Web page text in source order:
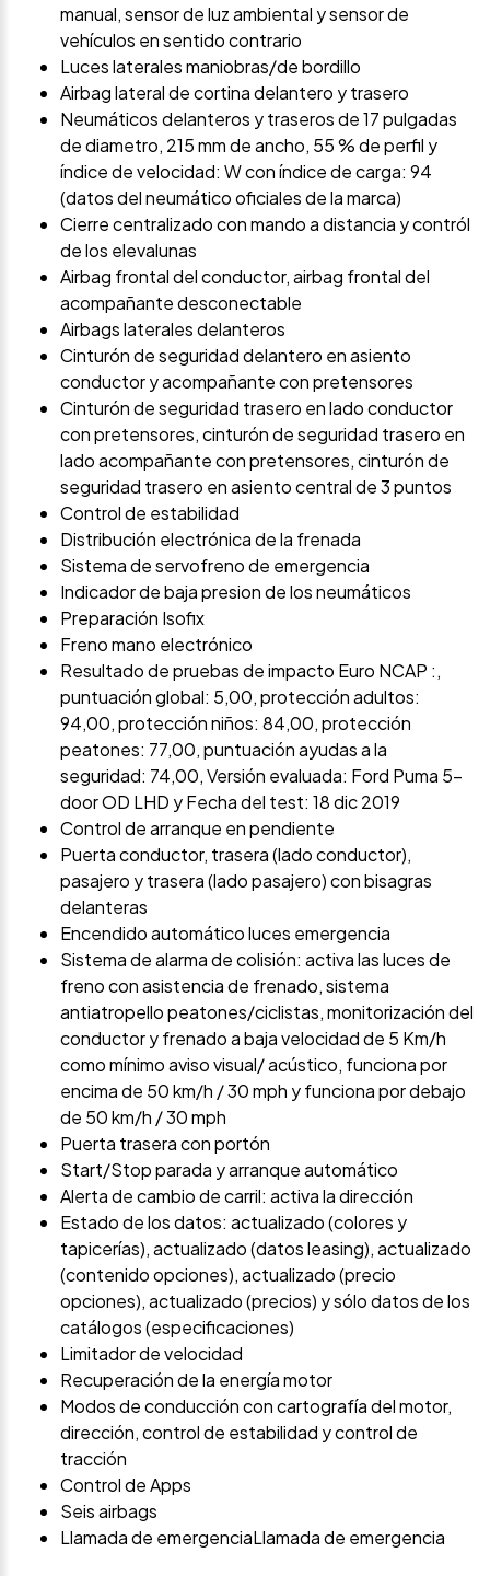
manual, sensor de luz ambiental y sensor de
vehículos en sentido contrario
Luces laterales maniobras/de bordillo
Airbag lateral de cortina delantero y trasero
Neumáticos delanteros y traseros de 17 pulgadas
de diametro, 215 mm de ancho, 55 % de perfil y
índice de velocidad: W con índice de carga: 94
(datos del neumático oficiales de la marca)
Cierre centralizado con mando a distancia y contról
de los elevalunas
Airbag frontal del conductor, airbag frontal del
acompañante desconectable
Airbags laterales delanteros
Cinturón de seguridad delantero en asiento
conductor y acompañante con pretensores
Cinturón de seguridad trasero en lado conductor
con pretensores, cinturón de seguridad trasero en
lado acompañante con pretensores, cinturón de
seguridad trasero en asiento central de 3 puntos
Control de estabilidad
Distribución electrónica de la frenada
Sistema de servofreno de emergencia
Indicador de baja presion de los neumáticos
Preparación Isofix
Freno mano electrónico
Resultado de pruebas de impacto Euro NCAP :,
puntuación global: 5,00, protección adultos:
94,00, protección niños: 84,00, protección
peatones: 77,00, puntuación ayudas a la
seguridad: 74,00, Versión evaluada: Ford Puma 5-
door OD LHD y Fecha del test: 18 dic 2019
Control de arranque en pendiente
Puerta conductor, trasera (lado conductor),
pasajero y trasera (lado pasajero) con bisagras
delanteras
Encendido automático luces emergencia
Sistema de alarma de colisión: activa las luces de
freno con asistencia de frenado, sistema
antiatropello peatones/ciclistas, monitorización del
conductor y frenado a baja velocidad de 5 Km/h
como mínimo aviso visual/ acústico, funciona por
encima de 50 km/h / 30 mph y funciona por debajo
de 50 km/h / 30 mph
Puerta trasera con portón
Start/Stop parada y arranque automático
Alerta de cambio de carril: activa la dirección
Estado de los datos: actualizado (colores y
tapicerías), actualizado (datos leasing), actualizado
(contenido opciones), actualizado (precio
opciones), actualizado (precios) y sólo datos de los
catálogos (especificaciones)
Limitador de velocidad
Recuperación de la energía motor
Modos de conducción con cartografía del motor,
dirección, control de estabilidad y control de
tracción
Control de Apps
Seis airbags
Llamada de emergenciaLlamada de emergencia